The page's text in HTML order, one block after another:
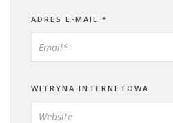
ADRES E-MAIL *
WITRYNA INTERNETOWA